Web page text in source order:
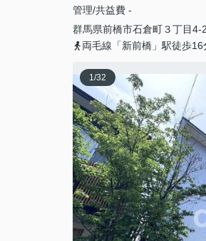
管理/共益費 -
群馬県前橋市石倉町３丁目4-
両毛線「新前橋」駅徒歩16
1/32